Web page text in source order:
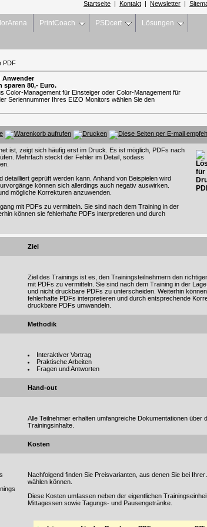
Startseite | Kontakt | Newsletter |
PrintCoach PSDcert Lösungen
PDF
Anwender
sparen 80,- Euro.
Color-Management für Einsteiger oder Color-Management für
Seriennummer Ihres EIZO Monitors wählen Sie den
ist, zeigt sich häufig erst im Druck. Es ist möglich, PDFs nach
Mehrfach steckt der Fehler im Detail, sodass
geprüft werden kann. Anhand von Beispielen wird
können sich allerdings auch negativ auswirken.
mögliche Korrekturen anzuwenden.
mit PDFs zu vermitteln. Sie sind nach dem Training in der
können sie fehlerhafte PDFs interpretieren und durch
Ziel
Ziel des Trainings ist es, den Trainingsteilnehmern den
mit PDFs zu vermitteln. Sie sind nach dem Training in der
und nicht druckbare PDFs zu unterscheiden. Weiterhin
fehlerhafte PDFs interpretieren und durch entsprechende
druckbare PDFs umwandeln.
Methodik
Interaktiver Vortrag
Praktische Arbeiten
Fragen und Antworten
Hand-out
Alle Teilnehmer erhalten umfangreiche Dokumentationen über
Trainingsinhalte.
Kosten
Nachfolgend finden Sie Preisvarianten, aus denen Sie bei Ihrer
wählen können.
Diese Kosten umfassen neben der eigentlichen
Mittagessen sowie Tagungs- und Pausengetränke.